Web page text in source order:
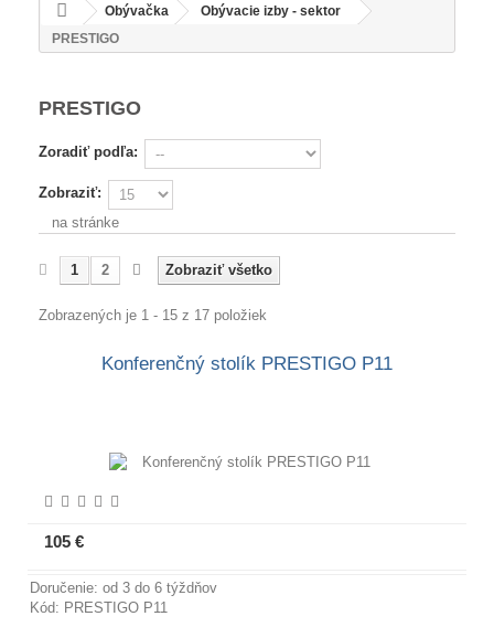
Obývačka
Obývacie izby - sektor
PRESTIGO
PRESTIGO
Zoradiť podľa:
Zobraziť:
na stránke
Zobraziť všetko
1 2
Zobrazených je 1 - 15 z 17 položiek
Konferenčný stolík PRESTIGO P11
105 €
Doručenie: od 3 do 6 týždňov
Kód: PRESTIGO P11